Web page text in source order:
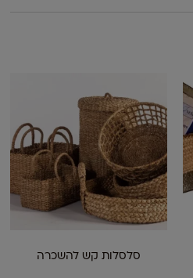
סלסלות קש להשכרה